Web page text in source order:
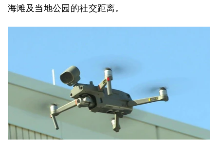
海滩及当地公园的社交距离。